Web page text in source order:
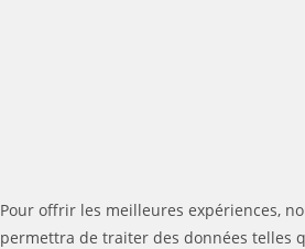
Pour offrir les meilleures expériences,
permettra de traiter des données telles